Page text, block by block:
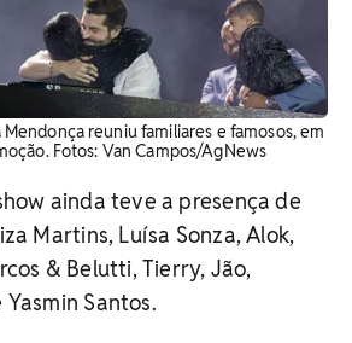
reuniu familiares e famosos, em
Fotos: Van Campos/AgNews
ainda teve a presença de
Martins, Luísa Sonza, Alok,
& Belutti, Tierry, Jão,
Santos.